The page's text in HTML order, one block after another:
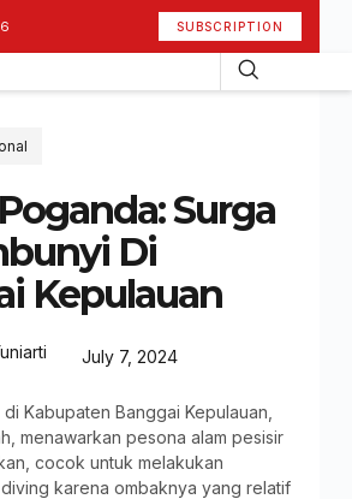
SUBSCRIPTION
Surga
Di
Kepulauan
July 7, 2024
Kabupaten Banggai Kepulauan,
menawarkan pesona alam pesisir
cocok untuk melakukan
karena ombaknya yang relatif